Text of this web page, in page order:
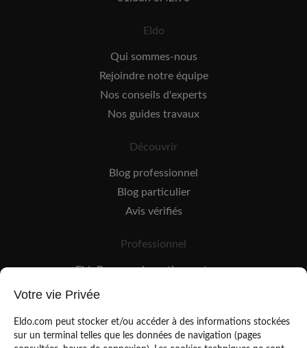
Eldo
Qui sommes-nous
Rejoindre notre équipe
Nos conseils d'experts
Nos guides travaux
Découvrir
Blog professionnel
Blog particulier
Avis vérifiés
Professionnel
EldoPro pour les artisans et pros
EldoNetwork pour les réseaux, marques et industriels
Votre vie Privée
Eldo.com peut stocker et/ou accéder à des informations stockées
sur un terminal telles que les données de navigation (pages